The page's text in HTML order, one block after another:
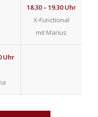
18.30 – 19.30 Uhr
X-Functional
mit Marius
Uhr